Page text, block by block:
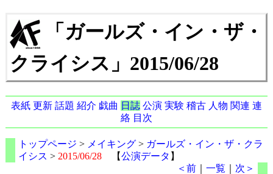
「ガールズ・イン・ザ・
クライシス」2015/06/28
表紙 更新 話題 紹介 戯曲 日誌 公演 実験 稽古 人物 関連 連
絡 目次
トップページ > メイキング> ガールズ・イン・ザ・クラ
イシス > 2015/06/28【公演データ 】
＜前 ｜一覧 次＞